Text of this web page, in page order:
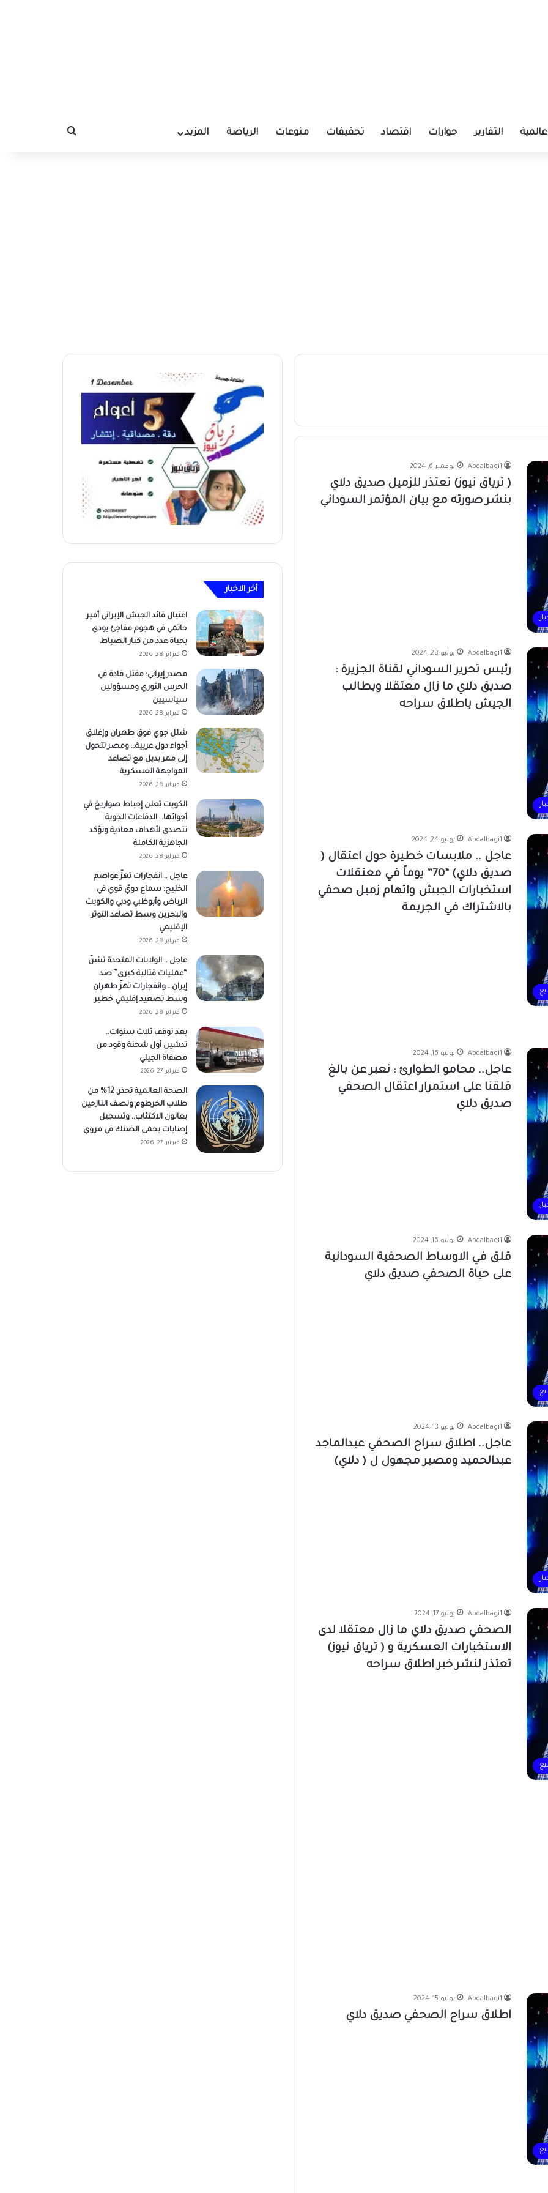
عالمية التقارير حوارات اقتصاد تحقيقات منوعات الرياضة المزيد بحث عن
Abdalbagi1 نوفمبر 6, 2024
( ترياق نيوز) تعتذر للزميل صديق دلاي
بنشر صورته مع بيان المؤتمر السوداني
Abdalbagi1 يوليو 28, 2024
رئيس تحرير السوداني لقناة الجزيرة :
صديق دلاي ما زال معتقلا ويطالب
الجيش باطلاق سراحه
Abdalbagi1 يوليو 24, 2024
عاجل .. ملابسات خطيرة حول اعتقال (
صديق دلاي) “70” يوماً في معتقلات
استخبارات الجيش واتهام زميل صحفي
بالاشتراك في الجريمة
Abdalbagi1 يوليو 16, 2024
عاجل.. محامو الطوارئ : نعبر عن بالغ
قلقنا على استمرار اعتقال الصحفي
صديق دلاي
Abdalbagi1 يوليو 16, 2024
قلق في الاوساط الصحفية السودانية
على حياة الصحفي صديق دلاي
Abdalbagi1 يوليو 13, 2024
عاجل.. اطلاق سراح الصحفي عبدالماجد
عبدالحميد ومصير مجهول ل ( دلاي)
Abdalbagi1 يونيو 17, 2024
الصحفي صديق دلاي ما زال معتقلا لدى
الاستخبارات العسكرية و ( ترياق نيوز)
تعتذر لنشر خبر اطلاق سراحه
Abdalbagi1 يونيو 15, 2024
اطلاق سراح الصحفي صديق دلاي
أخر الاخبار
اغتيال قائد الجيش الإيراني أمير
حاتمي في هجوم مفاجئ يودي
بحياة عدد من كبار الضباط
فبراير 28, 2026
مصدر إيراني: مقتل قادة في
الحرس الثوري ومسؤولين
سياسيين
فبراير 28, 2026
شلل جوي فوق طهران وإغلاق
أجواء دول عربية… ومصر تتحول
إلى ممر بديل مع تصاعد
المواجهة العسكرية
فبراير 28, 2026
الكويت تعلن إحباط صواريخ في
أجوائها… الدفاعات الجوية
تتصدى لأهداف معادية وتؤكد
الجاهزية الكاملة
فبراير 28, 2026
عاجل .. انفجارات تهزّ عواصم
الخليج: سماع دويّ قوي في
الرياض وأبوظبي ودبي والكويت
والبحرين وسط تصاعد التوتر
الإقليمي
فبراير 28, 2026
عاجل .. الولايات المتحدة تشنّ
“عمليات قتالية كبرى” ضد
إيران… وانفجارات تهزّ طهران
وسط تصعيد إقليمي خطير
فبراير 28, 2026
بعد توقف ثلاث سنوات..
تدشين أول شحنة وقود من
مصفاة الجيلي
فبراير 27, 2026
الصحة العالمية تحذر: 12% من
طلاب الخرطوم ونصف النازحين
يعانون الاكتئاب.. وتسجيل
إصابات بحمى الضنك في مروي
فبراير 27, 2026